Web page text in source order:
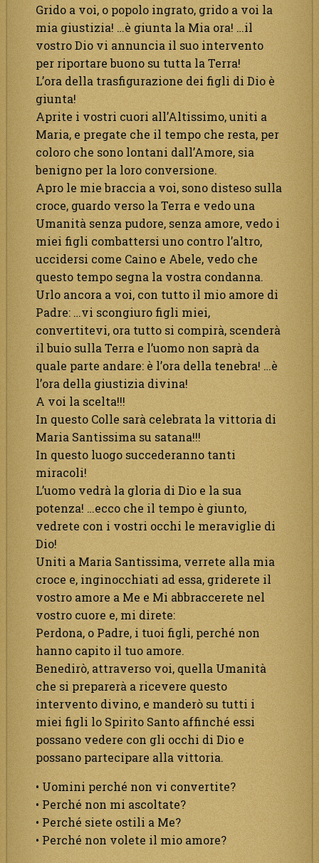
Grido a voi, o popolo ingrato, grido a voi la
mia giustizia! …è giunta la Mia ora! …il
vostro Dio vi annuncia il suo intervento
per riportare buono su tutta la Terra!
L’ora della trasfigurazione dei figli di Dio è
giunta!
Aprite i vostri cuori all’Altissimo, uniti a
Maria, e pregate che il tempo che resta, per
coloro che sono lontani dall’Amore, sia
benigno per la loro conversione.
Apro le mie braccia a voi, sono disteso sulla
croce, guardo verso la Terra e vedo una
Umanità senza pudore, senza amore, vedo i
miei figli combattersi uno contro l’altro,
uccidersi come Caino e Abele, vedo che
questo tempo segna la vostra condanna.
Urlo ancora a voi, con tutto il mio amore di
Padre: …vi scongiuro figli miei,
convertitevi, ora tutto si compirà, scenderà
il buio sulla Terra e l’uomo non saprà da
quale parte andare: è l’ora della tenebra! …è
l’ora della giustizia divina!
A voi la scelta!!!
In questo Colle sarà celebrata la vittoria di
Maria Santissima su satana!!!
In questo luogo succederanno tanti
miracoli!
L’uomo vedrà la gloria di Dio e la sua
potenza! …ecco che il tempo è giunto,
vedrete con i vostri occhi le meraviglie di
Dio!
Uniti a Maria Santissima, verrete alla mia
croce e, inginocchiati ad essa, griderete il
vostro amore a Me e Mi abbraccerete nel
vostro cuore e, mi direte:
Perdona, o Padre, i tuoi figli, perché non
hanno capito il tuo amore.
Benedirò, attraverso voi, quella Umanità
che si preparerà a ricevere questo
intervento divino, e manderò su tutti i
miei figli lo Spirito Santo affinché essi
possano vedere con gli occhi di Dio e
possano partecipare alla vittoria.
• Uomini perché non vi convertite?
• Perché non mi ascoltate?
• Perché siete ostili a Me?
• Perché non volete il mio amore?